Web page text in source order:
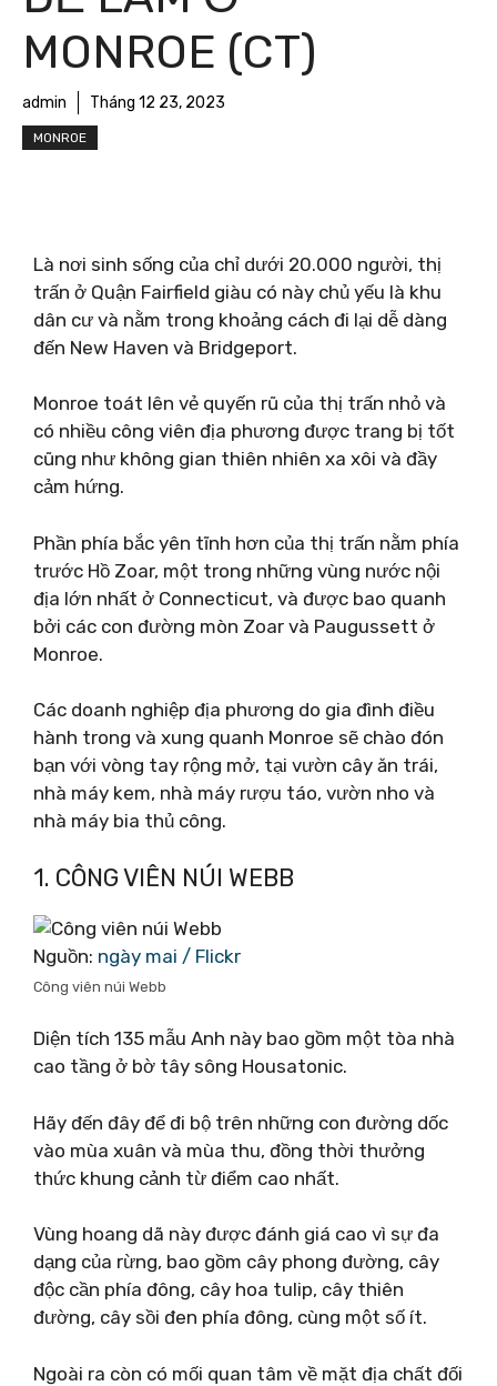
MONROE (CT)
admin Tháng 12 23, 2023
MONROE
Là nơi sinh sống của chỉ dưới 20.000 người, thị
trấn ở Quận Fairfield giàu có này chủ yếu là khu
dân cư và nằm trong khoảng cách đi lại dễ dàng
đến New Haven và Bridgeport.
Monroe toát lên vẻ quyến rũ của thị trấn nhỏ và
có nhiều công viên địa phương được trang bị tốt
cũng như không gian thiên nhiên xa xôi và đầy
cảm hứng.
Phần phía bắc yên tĩnh hơn của thị trấn nằm phía
trước Hồ Zoar, một trong những vùng nước nội
địa lớn nhất ở Connecticut, và được bao quanh
bởi các con đường mòn Zoar và Paugussett ở
Monroe.
Các doanh nghiệp địa phương do gia đình điều
hành trong và xung quanh Monroe sẽ chào đón
bạn với vòng tay rộng mở, tại vườn cây ăn trái,
nhà máy kem, nhà máy rượu táo, vườn nho và
nhà máy bia thủ công.
1. CÔNG VIÊN NÚI WEBB
Nguồn: ngày mai / Flickr
Công viên núi Webb
Diện tích 135 mẫu Anh này bao gồm một tòa nhà
cao tầng ở bờ tây sông Housatonic.
Hãy đến đây để đi bộ trên những con đường dốc
vào mùa xuân và mùa thu, đồng thời thưởng
thức khung cảnh từ điểm cao nhất.
Vùng hoang dã này được đánh giá cao vì sự đa
dạng của rừng, bao gồm cây phong đường, cây
độc cần phía đông, cây hoa tulip, cây thiên
đường, cây sồi đen phía đông, cùng một số ít.
Ngoài ra còn có mối quan tâm về mặt địa chất đối